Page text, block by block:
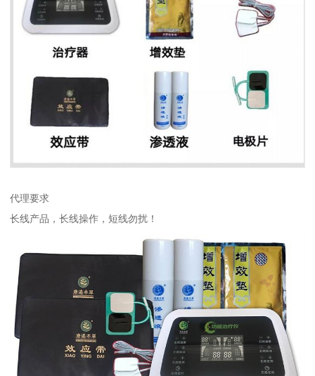
代理要求
长线产品，长线操作，短线勿扰！